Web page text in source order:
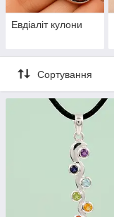
Евдіаліт кулони
Сортування